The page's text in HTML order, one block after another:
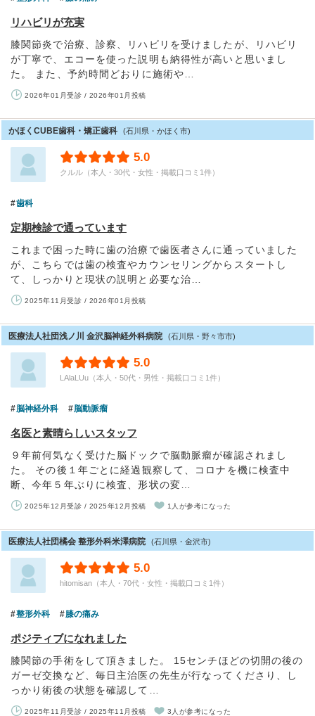
リハビリが充実
膝関節炎で治療、診察、リハビリを受けましたが、リハビリ
が丁寧で、エコーを使った説明も納得性が高いと思いまし
た。 また、予約時間どおりに施術や…
2026年01月受診 / 2026年01月投稿
かほくCUBE歯科・矯正歯科 (石川県・かほく市)
5.0
クルル（本人・30代・女性・掲載口コミ1件）
歯科
定期検診で通っています
これまで困った時に歯の治療で歯医者さんに通っていました
が、こちらでは歯の検査やカウンセリングからスタートし
て、しっかりと現状の説明と必要な治…
2025年11月受診 / 2026年01月投稿
医療法人社団浅ノ川 金沢脳神経外科病院 (石川県・野々市市)
5.0
LAlaLUu（本人・50代・男性・掲載口コミ1件）
脳神経外科 脳動脈瘤
名医と素晴らしいスタッフ
９年前何気なく受けた脳ドックで脳動脈瘤が確認されまし
た。 その後１年ごとに経過観察して、コロナを機に検査中
断、今年５年ぶりに検査、形状の変…
2025年12月受診 / 2025年12月投稿 1人が参考になった
医療法人社団橘会 整形外科米澤病院 (石川県・金沢市)
5.0
hitomisan（本人・70代・女性・掲載口コミ1件）
整形外科 膝の痛み
ポジティブになれました
膝関節の手術をして頂きました。 15センチほどの切開の後の
ガーゼ交換など、毎日主治医の先生が行なってくださり、し
っかり術後の状態を確認して…
2025年11月受診 / 2025年11月投稿 3人が参考になった